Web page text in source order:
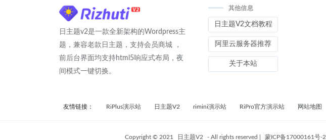
日主题v2是一款全新架构的Wordpress主
题，兼容老款日主题，支持会员商城 ，
前后台界面均支持html5响应式布局，夜
间模式一键切换。
其他信息
日主题V2文档教程
阿里云服务器推荐
关于本站
友情链接： RiPlus演示站 日主题V2 rimini演示站 RiPro官方演示站 网站地图
Copyright © 2021 日主题V2 - All rights reserved 蒙ICP备17000161号-2